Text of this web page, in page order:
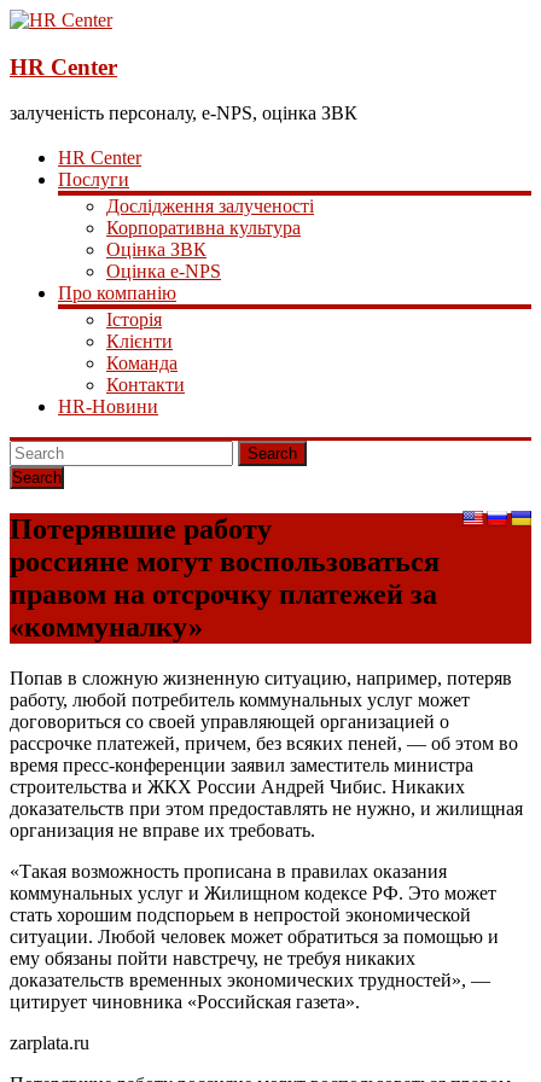
HR Center
залученість персоналу, e-NPS, оцінка ЗВК
HR Center
Послуги
Дослідження залученості
Корпоративна культура
Оцінка ЗВК
Оцінка e-NPS
Про компанію
Історія
Клієнти
Команда
Контакти
HR-Новини
Search
Потерявшие работу
россияне могут воспользоваться
правом на отсрочку платежей за
«коммуналку»
Попав в сложную жизненную ситуацию, например, потеряв
работу, любой потребитель коммунальных услуг может
договориться со своей управляющей организацией о
рассрочке платежей, причем, без всяких пеней, — об этом во
время пресс-конференции заявил заместитель министра
строительства и ЖКХ России Андрей Чибис. Никаких
доказательств при этом предоставлять не нужно, и жилищная
организация не вправе их требовать.
«Такая возможность прописана в правилах оказания
коммунальных услуг и Жилищном кодексе РФ. Это может
стать хорошим подспорьем в непростой экономической
ситуации. Любой человек может обратиться за помощью и
ему обязаны пойти навстречу, не требуя никаких
доказательств временных экономических трудностей», —
цитирует чиновника «Российская газета».
zarplata.ru